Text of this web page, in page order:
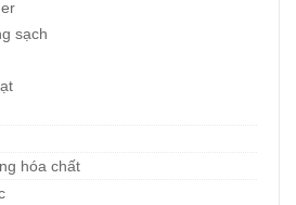
sạch
hóa chất